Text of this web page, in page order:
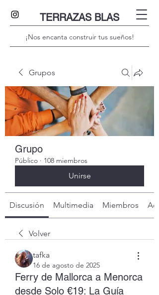
TERRAZAS BLAS
¡Nos encanta construir tus sueños!
Grupos
Grupo
Público · 108 miembros
Unirse
Discusión Multimedia Miembros
Volver
tafka
16 de agosto de 2025
Ferry de Mallorca a Menorca
desde Solo €19: La Guía